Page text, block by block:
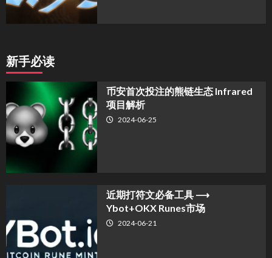
新手必读
币安首次投注的熊链生态 Infrared
项目解析
2024-06-25
近期打符文必备工具 ⟶
Ybot+OKX Runes市场
2024-06-21